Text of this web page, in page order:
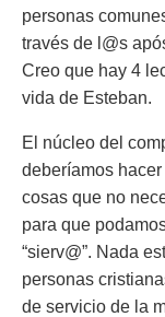
personas
través de l@s
Creo que hay 4
vida de Esteban.
El núcleo del
deberíamos
cosas que no
para que
“sierv@”. Nada
personas
de servicio de la